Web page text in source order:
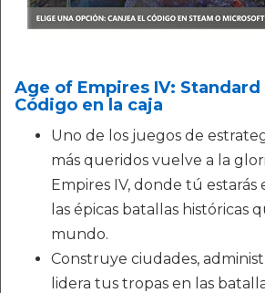
Age of Empires IV: Standard
Código en la caja
Uno de los juegos de
más queridos vuelve a la
Empires IV, donde tú
las épicas batallas históricas
mundo.
Construye ciudades,
lidera tus tropas en las